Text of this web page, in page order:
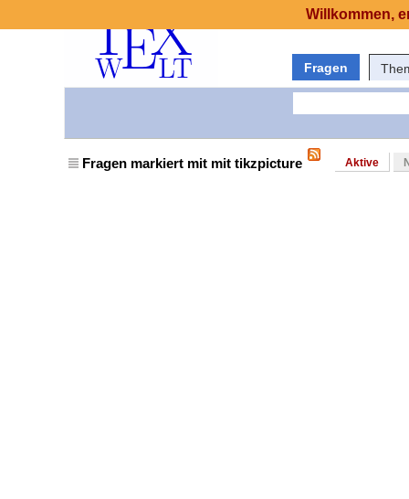
Fragen
Fragen markiert mit mit tikzpicture Aktive
Willkommen,